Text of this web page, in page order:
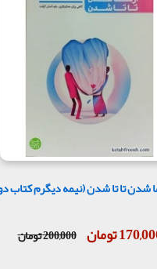
شدن تا تا شدن (نیمه دیگرم کتاب
تومان 200,000 تومان